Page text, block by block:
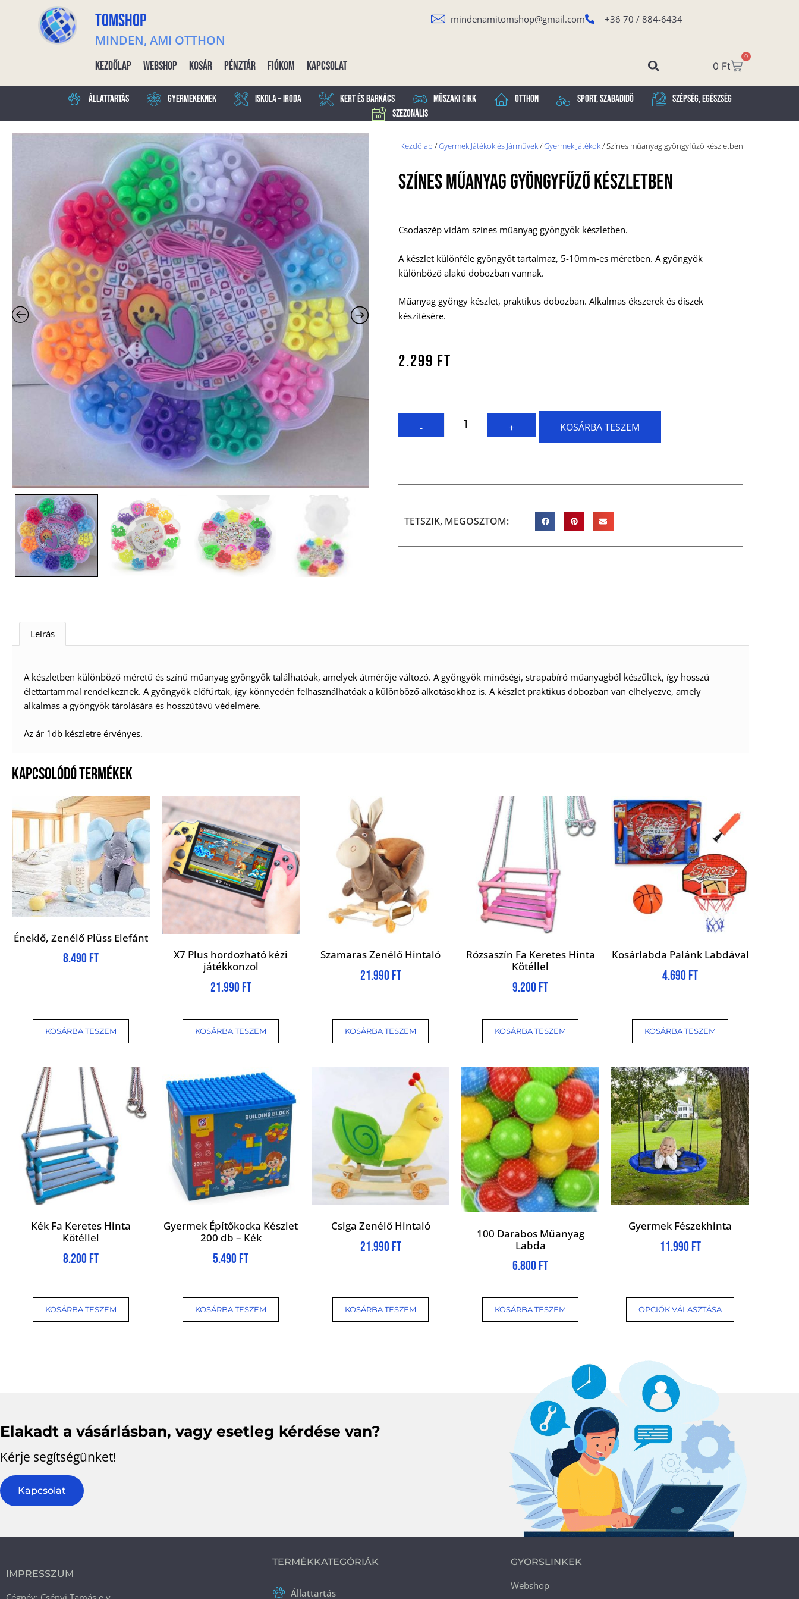
TOMSHOP
MINDEN, AMI OTTHON
mindenamitomshop@gmail.com +36 70 / 884-6434
Kezdőlap Webshop Kosár Pénztár Fiókom Kapcsolat 0 Ft
0
Állattartás Gyermekeknek Iskola – Iroda Kert és Barkács Műszaki cikk Otthon Sport, Szabadidő
Szépség, Egészség
Szezonális
Kezdőlap /Gyermek Játékok és Járművek/Gyermek Játékok/ Színes műanyag gyöngyfűző készletben
Színes Műanyag Gyöngyfűző Készletben
Csodaszép vidám színes műanyag gyöngyök készletben.
A készlet különféle gyöngyöt tartalmaz, 5-10mm-es méretben. A gyöngyök
különböző alakú dobozban vannak.
Műanyag gyöngy készlet, praktikus dobozban. Alkalmas ékszerek és díszek
készítésére.
2.299 Ft
- + KOSÁRBA TESZEM
TETSZIK, MEGOSZTOM:
Leírás
A készletben különböző méretű és színű műanyag gyöngyök találhatóak, amelyek átmérője változó. A gyöngyök minőségi, strapabíró műanyagból készültek, így hosszú
élettartammal rendelkeznek. A gyöngyök előfúrtak, így könnyedén felhasználhatóak a különböző alkotásokhoz is. A készlet praktikus dobozban van elhelyezve, amely
alkalmas a gyöngyök tárolására és hosszútávú védelmére.
Az ár 1db készletre érvényes.
KAPCSOLÓDÓ TERMÉKEK
Éneklő, Zenélő Plüss Elefánt
8.490 Ft
KOSÁRBA TESZEM
X7 Plus hordozható kézi
játékkonzol
21.990 Ft
KOSÁRBA TESZEM
Szamaras Zenélő Hintaló
21.990 Ft
KOSÁRBA TESZEM
Rózsaszín Fa Keretes Hinta
Kötéllel
9.200 Ft
KOSÁRBA TESZEM
Kosárlabda Palánk Labdával
4.690 Ft
KOSÁRBA TESZEM
Kék Fa Keretes Hinta
Kötéllel
8.200 Ft
KOSÁRBA TESZEM
Gyermek Építőkocka Készlet
200 db – Kék
5.490 Ft
KOSÁRBA TESZEM
Csiga Zenélő Hintaló
21.990 Ft
KOSÁRBA TESZEM
100 Darabos Műanyag
Labda
6.800 Ft
KOSÁRBA TESZEM
Gyermek Fészekhinta
11.990 Ft
OPCIÓK VÁLASZTÁSA
Elakadt a vásárlásban, vagy esetleg kérdése van?
Kérje segítségünket!
Kapcsolat
IMPRESSZUM
TERMÉKKATEGÓRIÁK
Állattartás
GYORSLINKEK
Webshop